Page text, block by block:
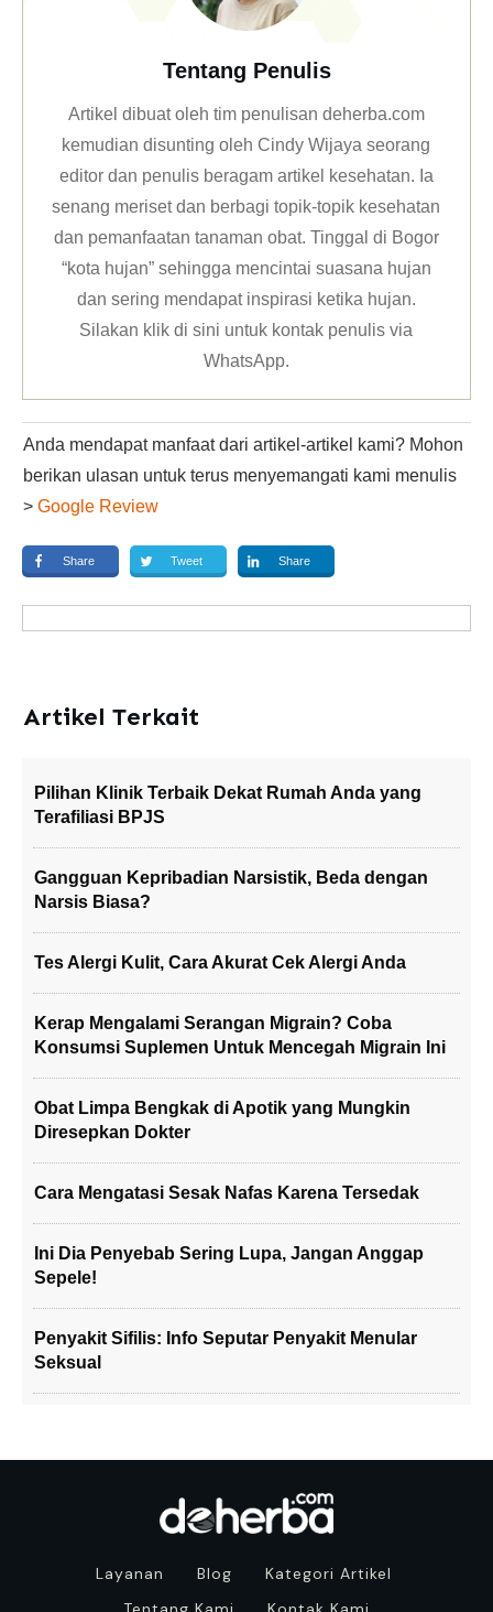
Tentang Penulis
Artikel dibuat oleh tim penulisan deherba.com
kemudian disunting oleh Cindy Wijaya seorang
editor dan penulis beragam artikel kesehatan. Ia
senang meriset dan berbagi topik-topik kesehatan
dan pemanfaatan tanaman obat. Tinggal di Bogor
“kota hujan” sehingga mencintai suasana hujan
dan sering mendapat inspirasi ketika hujan.
Silakan klikdi sini untuk kontak penulis via
WhatsApp.
Anda mendapat manfaat dari artikel-artikel kami? Mohon
berikan ulasan untuk terus menyemangati kami menulis
> Google Review
Share Tweet Share
Artikel Terkait
Pilihan Klinik Terbaik Dekat Rumah Anda yang
Terafiliasi BPJS
Gangguan Kepribadian Narsistik, Beda dengan
Narsis Biasa?
Tes Alergi Kulit, Cara Akurat Cek Alergi Anda
Kerap Mengalami Serangan Migrain? Coba
Konsumsi Suplemen Untuk Mencegah Migrain Ini
Obat Limpa Bengkak di Apotik yang Mungkin
Diresepkan Dokter
Cara Mengatasi Sesak Nafas Karena Tersedak
Ini Dia Penyebab Sering Lupa, Jangan Anggap
Sepele!
Penyakit Sifilis: Info Seputar Penyakit Menular
Seksual
Layanan Blog
Kategori Artikel